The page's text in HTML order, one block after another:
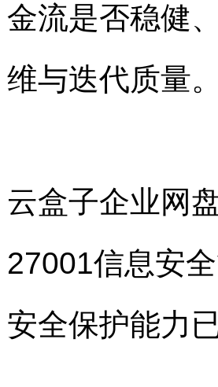
金流是否稳健
维与迭代质量
云盒子企业网
27001信息安
安全保护能力